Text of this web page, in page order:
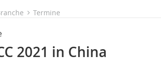
Termine
2021 in China